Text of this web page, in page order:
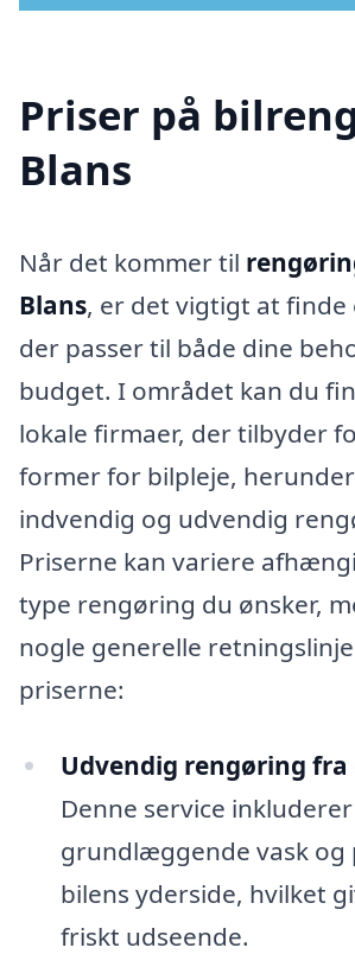
Priser på
Blans
Når det kommer til
Blans, er det vigtigt at finde
der passer til både dine
budget. I området kan du
lokale firmaer, der tilbyder
former for bilpleje,
indvendig og udvendig
Priserne kan variere
type rengøring du ønsker,
nogle generelle
priserne:
Udvendig rengøring fra
Denne service
grundlæggende vask og
bilens yderside, hvilket
friskt udseende.